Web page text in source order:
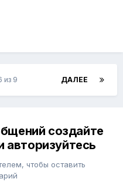
ДАЛЕЕ
из 9
создайте
авторизуйтесь
чтобы оставить